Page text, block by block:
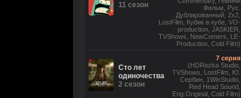
11 сезон
Фильм, Рус.
Дублированный, 2x2,
LostFilm, Кубик в кубе, VO-
production, JASKIER,
TVShows, NewComers, LE-
Production, Cold Film)
Сто лет
одиночества
2 сезон
7 серия
(HDRezka Studio,
TVShows, LostFilm, Ю.
Сербин, 1WinStudio,
Red Head Sound,
Eng.Original, Cold Film)